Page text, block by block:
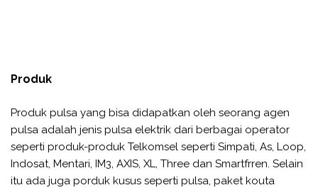
Produk
Produk pulsa yang bisa didapatkan oleh seorang agen
pulsa adalah jenis pulsa elektrik dari berbagai operator
seperti produk-produk Telkomsel seperti Simpati, As, Loop,
Indosat, Mentari, IM3, AXIS, XL, Three dan Smartfrren. Selain
itu ada juga porduk kusus seperti pulsa, paket kouta